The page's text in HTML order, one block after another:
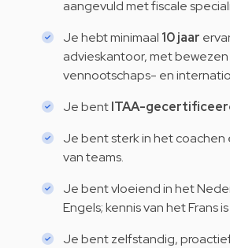
aangevuld met fiscale
Je hebt minimaal 10 jaar
advieskantoor, met
vennootschaps- en
Je bentITAA-
Je bent sterk in het
van teams.
Je bent vloeiend in het
Engels; kennis van het Frans
Je bent zelfstandig,